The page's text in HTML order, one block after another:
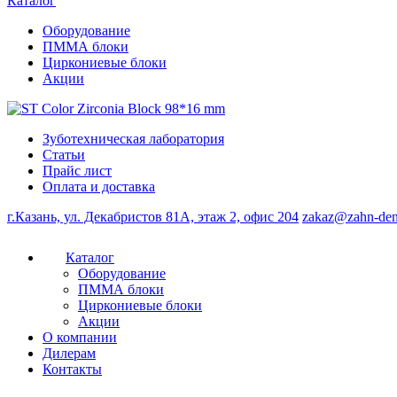
Оборудование
ПММА блоки
Циркониевые блоки
Акции
Зуботехническая лаборатория
Статьи
Прайс лист
Оплата и доставка
г.Казань, ул. Декабристов 81А, этаж 2, офис 204 zakaz@zahn-
Каталог
Оборудование
ПММА блоки
Циркониевые блоки
Акции
О компании
Дилерам
Контакты